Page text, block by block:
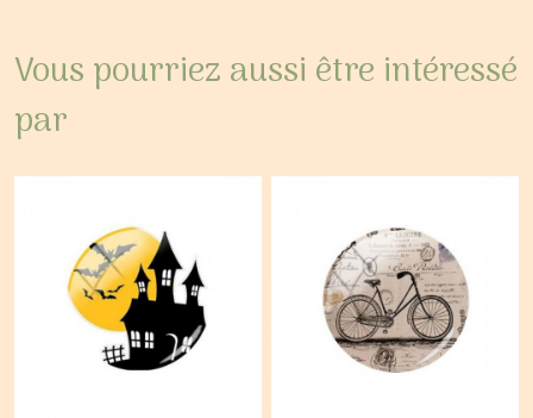
Vous pourriez aussi être intéressé
par